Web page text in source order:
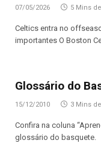
07/05/2026 5 Mins
Celtics entra no
importantes O Boston
Glossário do
15/12/2010 3 Mins
Confira na coluna
glossário do basquete.